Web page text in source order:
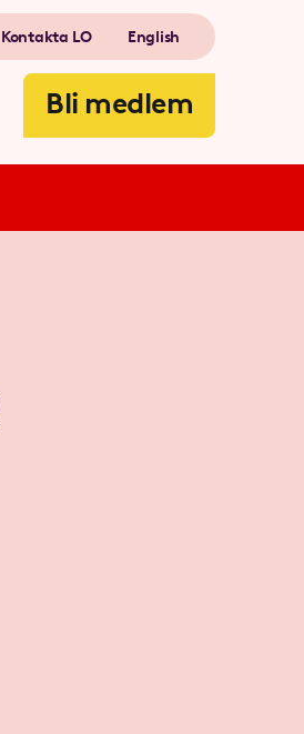
Bli medlem
Kontakta LO English